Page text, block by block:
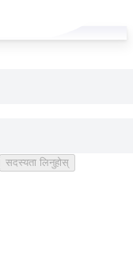
सदस्यता लिनुहोस्